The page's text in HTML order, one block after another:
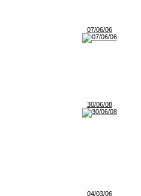
07/06/06
30/06/08
04/03/06